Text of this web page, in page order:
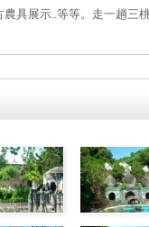
具展示..等等。走一趟